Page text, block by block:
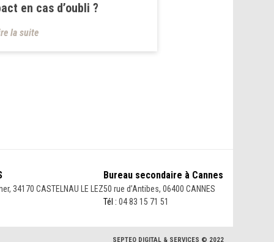
en cas d’oubli ?
la suite
34170 CASTELNAU LE LEZ
Bureau secondaire à Cannes
50 rue d’Antibes, 06400 CANNES
Tél : 04 83 15 71 51
SEPTEO DIGITAL & SERVICES © 2022